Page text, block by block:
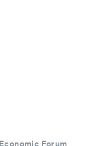
Forum